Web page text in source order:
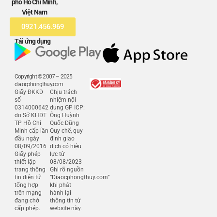
phố Hồ Chí Minh,
Việt Nam
0921.456.969
Tải ứng dụng
Copyright © 2007 – 2025
diaocphongthuy.com
Giấy ĐKKD
số
0314000642
do Sở KHĐT
TP Hồ Chí
Minh cấp lần
đầu ngày
08/09/2016
Giấy phép
thiết lập
trang thông
tin điện tử
tổng hợp
trên mạng
đang chờ
cấp phép.
Chịu trách
nhiệm nội
dung GP ICP:
Ông Huỳnh
Quốc Dũng
Quy chế, quy
định giao
dịch có hiệu
lực từ
08/08/2023
Ghi rõ nguồn
“Diaocphongthuy.com”
khi phát
hành lại
thông tin từ
website này.